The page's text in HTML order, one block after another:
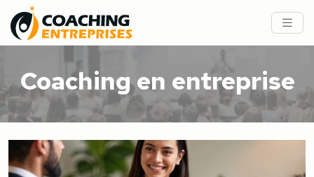
Coaching en entreprise